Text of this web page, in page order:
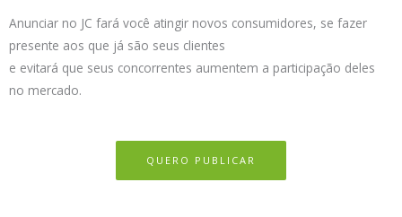
Anunciar no JC fará você atingir novos consumidores, se fazer
presente aos que já são seus clientes
e evitará que seus concorrentes aumentem a participação deles
no mercado.
QUERO PUBLICAR